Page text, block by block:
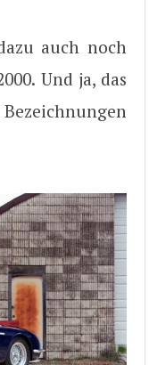
auch noch
Und ja, das